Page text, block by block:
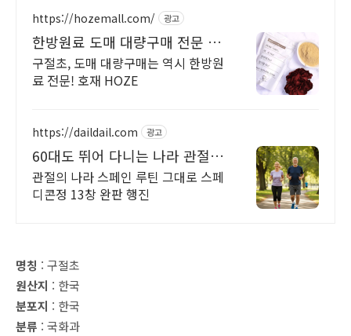
https://hozemall.com/ 광고
한방원료 도매 대량구매 전문 대
량으로만 구매 가능
구절초, 도매 대량구매는 역시 한방원
료 전문! 호재 HOZE
https://daildail.com 광고
60대도 뛰어 다니는 나라 관절
의 나라 스페인 루틴
관절의 나라 스페인 루틴 그대로 스페
디콘정 13창 완판 행진
명칭 : 구절초
원산지 : 한국
분포지 : 한국
분류 : 국화과